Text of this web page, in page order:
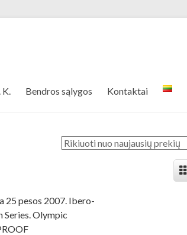
K. Bendros sąlygos Kontaktai
25 pesos 2007. Ibero-
Series. Olympic